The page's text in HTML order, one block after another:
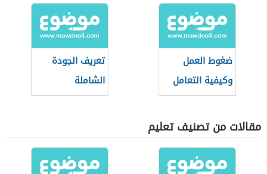
ضغوط العمل
وكيفية التعامل
معها
تعريف الجودة
الشاملة
مقالات من تصنيف تعليم